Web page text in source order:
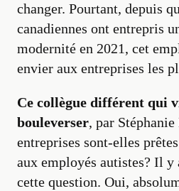
changer. Pourtant, depuis
canadiennes ont entrepris
modernité en 2021, cet
envier aux entreprises les
Ce collègue différent qui
bouleverser, par Stéphanie
entreprises sont-elles
aux employés autistes? Il y
cette question. Oui,